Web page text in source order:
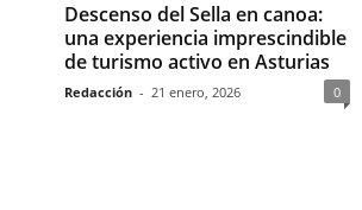
Descenso del Sella en canoa:
una experiencia imprescindible
de turismo activo en Asturias
Redacción - 21 enero, 2026 0